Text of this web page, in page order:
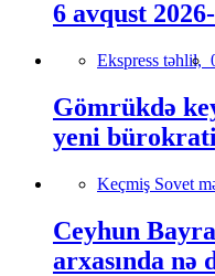
6 avqust
Ekspress təhlil,
Gömrükdə
yeni
Keçmiş Sovet
Ceyhun
arxasında nə